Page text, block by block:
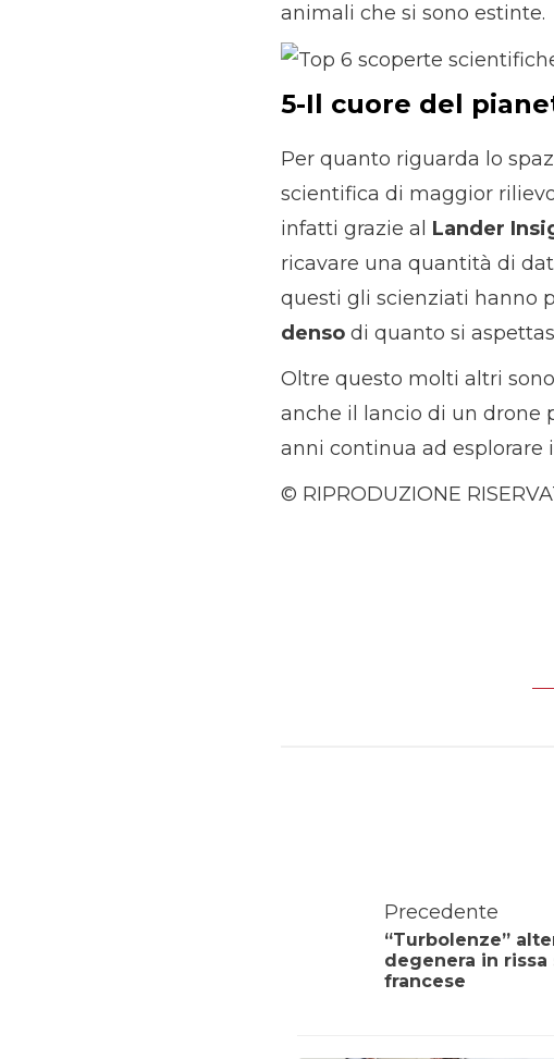
animali che si sono estinte.
5-Il cuore del
Per quanto riguarda lo
scientifica di maggior
infatti grazie al Lander
ricavare una quantità di
questi gli scienziati hanno
densodi quanto si
Oltre questo molti altri
anche il lancio di un drone
anni continua ad esplorare
© RIPRODUZIONE
Precedente
“Turbolenze”
degenera in rissa
francese